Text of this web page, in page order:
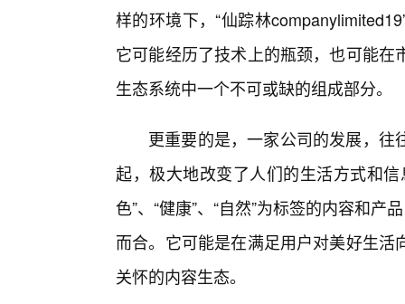
样的环境下，“仙踪林
它可能经历了技术上的瓶颈，也可能
生态系统中一个不可或缺的组成部分。
更重要的是，一家公司的发展，
起，极大地改变了人们的生活方式和
色”、“健康”、“自然”为标签的内容和产
而合。它可能是在满足用户对美好生
关怀的内容生态。